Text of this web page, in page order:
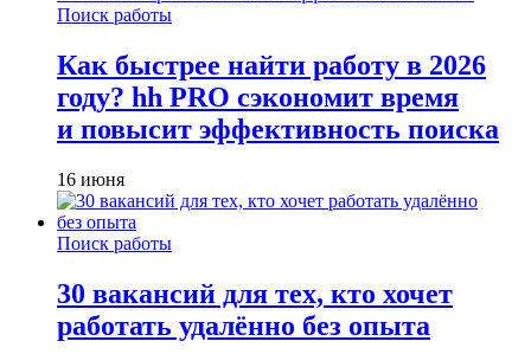
Поиск работы
Как быстрее найти работу в 2026
году? hh PRO сэкономит время
и повысит эффективность поиска
16 июня
Поиск работы
30 вакансий для тех, кто хочет
работать удалённо без опыта